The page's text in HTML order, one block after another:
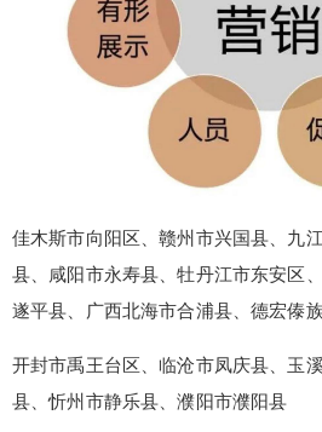
佳木斯市向阳区、赣州市兴国县、九
县、咸阳市永寿县、牡丹江市东安区
遂平县、广西北海市合浦县、德宏傣
开封市禹王台区、临沧市凤庆县、玉
县、忻州市静乐县、濮阳市濮阳县
false